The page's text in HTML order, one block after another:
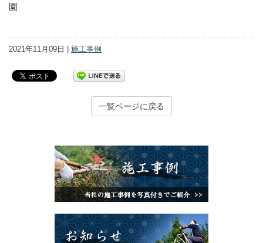
園
2021年11月09日 | 施工事例
一覧ページに戻る